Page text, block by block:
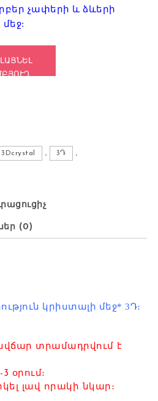
չափերի և ձևերի
3Dcrystal , 3Դ
,
(0)
կրիստալի մեջ* 3Դ։
տրամադրվում է
օրում։
լավ որակի նկար։